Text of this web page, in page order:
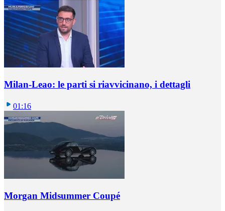
Milan-Leao: le parti si riavvicinano, i dettagli
01:16
Morgan Midsummer Coupé